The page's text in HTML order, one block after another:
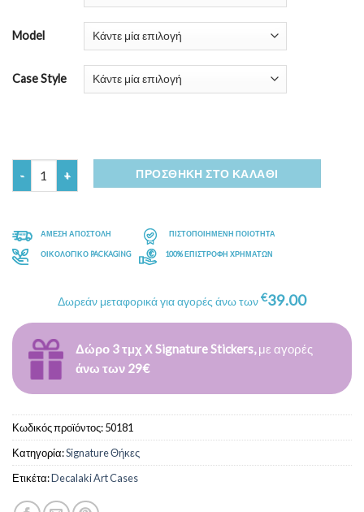
Model
Case Style
Ποσότητα ΠΡΟΣΘΉΚΗ ΣΤΟ ΚΑΛΆΘΙ
ΑΜΕΣΗ ΑΠΟΣΤΟΛΗ ΠΙΣΤΟΠΟΙΗΜΕΝΗ ΠΟΙΟΤΗΤΑ
ΟΙΚΟΛΟΓΙΚΟ PACKAGING 100% ΕΠΙΣΤΡΟΦΗ ΧΡΗΜΑΤΩΝ
Δωρεάν μεταφορικά για αγορές άνω των€39.00
Δώρο 3 τμχ Χ Signature Stickers,με αγορές
άνω των 29€
Κωδικός προϊόντος:50181
Κατηγορία:Signature Θήκες
Ετικέτα:Decalaki Art Cases